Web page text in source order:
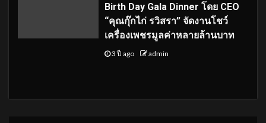
Birth Day Gala Dinner โดย CEO
“คุณกุ๊กไก่ รวิสรา” จัดงานโชว์
เครื่องเพชรมูลค่าหลายล้านบาท
3 ปี ago admin